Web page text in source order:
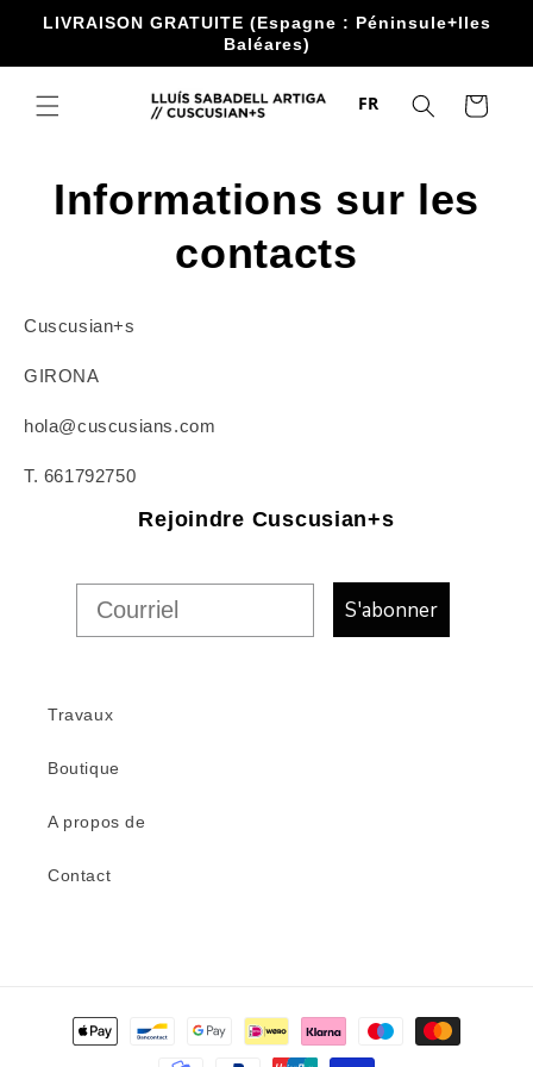
directement
LIVRAISON GRATUITE (Espagne : Péninsule+Iles
Baléares)
FR Chariot
Informations sur les
contacts
Cuscusian+s
GIRONA
hola@cuscusians.com
T. 661792750
Rejoindre Cuscusian+s
S'abonner
Travaux
Boutique
A propos de
Contact
Modes